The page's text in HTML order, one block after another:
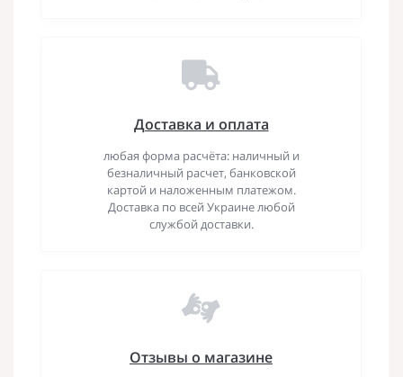
Доставка и оплата
любая форма расчёта: наличный и
безналичный расчет, банковской
картой и наложенным платежом.
Доставка по всей Украине любой
службой доставки.
Отзывы о магазине